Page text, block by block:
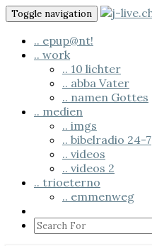
Skip
to
content
Toggle navigation
.. epup@nt!
.. work
.. 10 lichter
.. abba Vater
.. namen Gottes
.. medien
.. imgs
.. bibelradio 24-7
.. videos
.. videos 2
.. trioeterno
.. emmenweg
Search
Icon